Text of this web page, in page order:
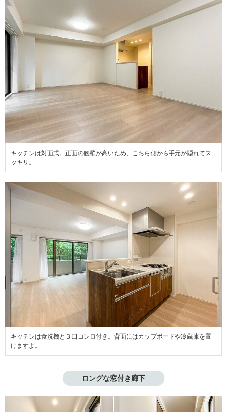
キッチンは対面式。正面の腰壁が高いため、こちら側から手元が隠れてス
ッキリ。
キッチンは食洗機と３口コンロ付き。背面にはカップボードや冷蔵庫を置
けますよ。
ロングな窓付き廊下